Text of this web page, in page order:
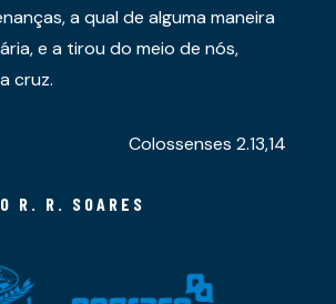
a qual de alguma maneira
e a tirou do meio de nós,
cruz.
Colossenses 2.13,14
R. R. SOARES